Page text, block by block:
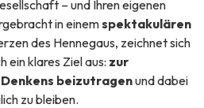
– und Ihren eigenen
in einemspektakulären
des Hennegaus, zeichnet sich
ein klares Ziel aus: zur
beizutragenund dabei
zu bleiben.